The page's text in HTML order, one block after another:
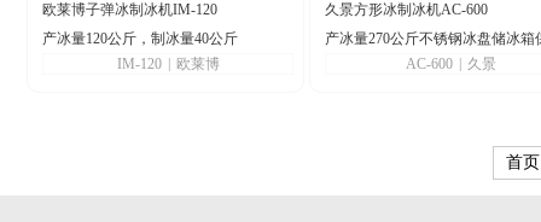
欧莱博子弹冰制冰机IM-120
产冰量120公斤，制冰量40公斤
IM-120
欧莱博
久景方形冰制冰机AC-600
产冰量270公斤不锈钢冰盘储冰箱
AC-600 久景
首页